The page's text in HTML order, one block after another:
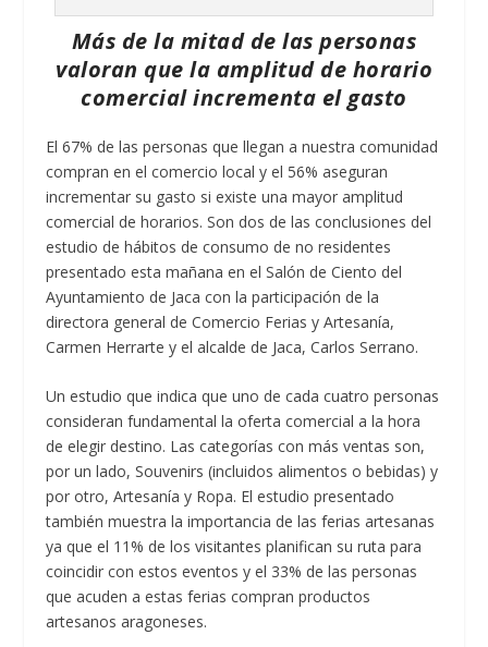
Más de la mitad de las personas
valoran que la amplitud de horario
comercial incrementa el gasto
El 67% de las personas que llegan a nuestra comunidad
compran en el comercio local y el 56% aseguran
incrementar su gasto si existe una mayor amplitud
comercial de horarios. Son dos de las conclusiones del
estudio de hábitos de consumo de no residentes
presentado esta mañana en el Salón de Ciento del
Ayuntamiento de Jaca con la participación de la
directora general de Comercio Ferias y Artesanía,
Carmen Herrarte y el alcalde de Jaca, Carlos Serrano.
Un estudio que indica que uno de cada cuatro personas
consideran fundamental la oferta comercial a la hora
de elegir destino. Las categorías con más ventas son,
por un lado, Souvenirs (incluidos alimentos o bebidas) y
por otro, Artesanía y Ropa. El estudio presentado
también muestra la importancia de las ferias artesanas
ya que el 11% de los visitantes planifican su ruta para
coincidir con estos eventos y el 33% de las personas
que acuden a estas ferias compran productos
artesanos aragoneses.